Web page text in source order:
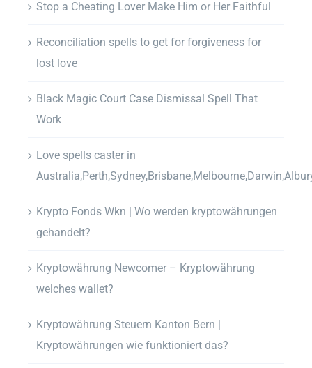
Stop a Cheating Lover Make Him or Her Faithful
Reconciliation spells to get for forgiveness for
lost love
Black Magic Court Case Dismissal Spell That
Work
Love spells caster in
Krypto Fonds Wkn | Wo werden kryptowährungen
gehandelt?
Kryptowährung Newcomer – Kryptowährung
welches wallet?
Kryptowährung Steuern Kanton Bern |
Kryptowährungen wie funktioniert das?